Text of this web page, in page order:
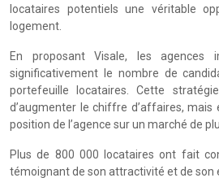
locataires potentiels une véritable
logement.
En proposant Visale, les agences
significativement le nombre de
portefeuille locataires. Cette
d’augmenter le chiffre d’affaires,
position de l’agence sur un marché de
Plus de 800 000 locataires ont fait
témoignant de son attractivité et de son